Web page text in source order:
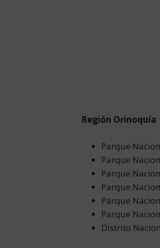
Región Orinoquía
Parque
Parque
Parque
Parque
Parque
Parque
Distrito